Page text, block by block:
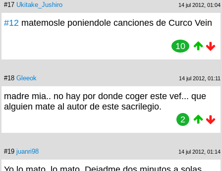
#17 Ukitake_Jushiro 14 jul 2012, 01:04
#12 matemosle poniendole canciones de Curco Vein
10
#18 Gleeok 14 jul 2012, 01:11
madre mia.. no hay por donde coger este vef... que
alguien mate al autor de este sacrilegio.
2
#19 juanri98 14 jul 2012, 01:14